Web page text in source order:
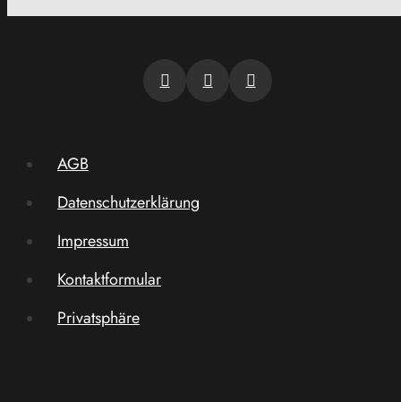
AGB
Datenschutzerklärung
Impressum
Kontaktformular
Privatsphäre